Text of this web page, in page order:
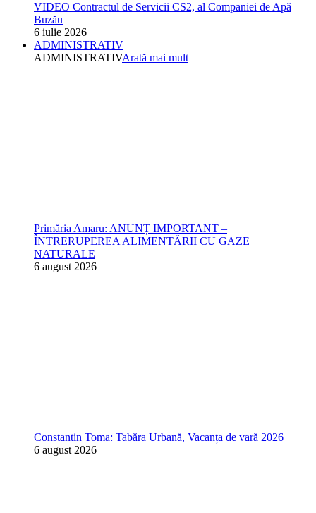
VIDEO Contractul de Servicii CS2, al Companiei de Apă
Buzău
6 iulie 2026
ADMINISTRATIV
ADMINISTRATIVArată mai mult
Primăria Amaru: ANUNȚ IMPORTANT –
ÎNTRERUPEREA ALIMENTĂRII CU GAZE
NATURALE
6 august 2026
Constantin Toma: Tabăra Urbană, Vacanța de vară 2026
6 august 2026